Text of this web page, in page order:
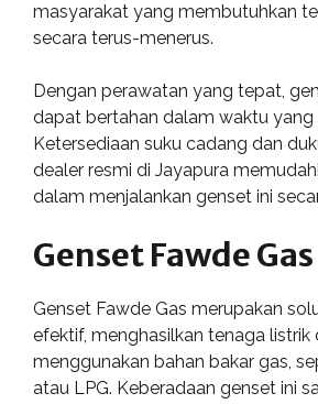
masyarakat yang membutuhkan
secara terus-menerus.
Dengan perawatan yang tepat,
dapat bertahan dalam waktu yang
Ketersediaan suku cadang dan
dealer resmi di Jayapura
dalam menjalankan genset ini
Genset Fawde Gas
Genset Fawde Gas merupakan
efektif, menghasilkan tenaga listrik
menggunakan bahan bakar gas,
atau LPG. Keberadaan genset ini